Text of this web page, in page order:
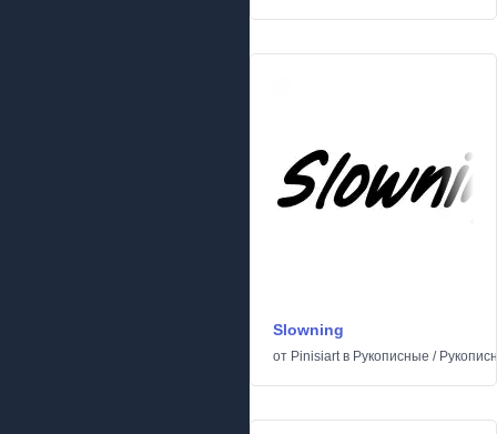
Slowning
от Pinisiartв Рукописные /